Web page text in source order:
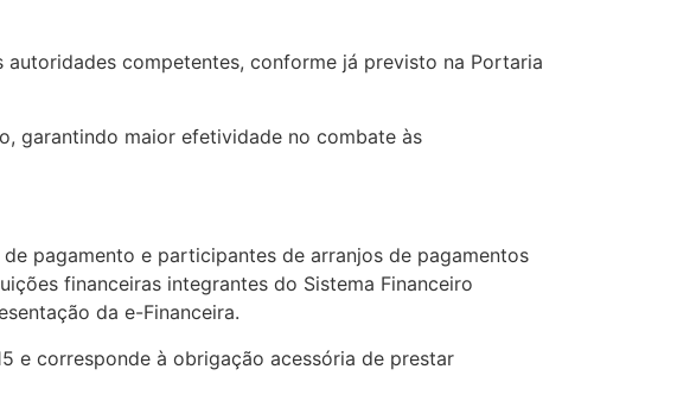
competentes, conforme já previsto na Portaria
garantindo maior efetividade no combate às
pagamento e participantes de arranjos de pagamentos
financeiras integrantes do Sistema Financeiro
da e-Financeira.
e corresponde à obrigação acessória de prestar